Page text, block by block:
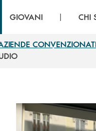
GIOVANI | CHI
CONVENZIONATE